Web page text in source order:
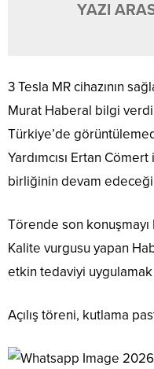
YAZI
3 Tesla MR cihazının
Murat Haberal bilgi
Türkiye’de
Yardımcısı Ertan
birliğinin devam
Törende son konuşmayı
Kalite vurgusu yapan
etkin tedaviyi
Açılış töreni, kutlama